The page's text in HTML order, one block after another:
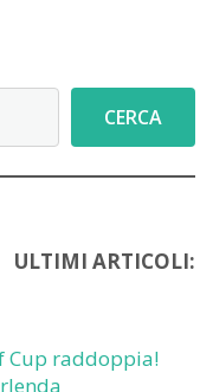
CERCA
ULTIMI ARTICOLI:
Cup raddoppia!